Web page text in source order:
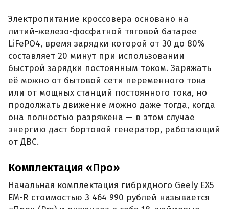
Электропитание кроссовера основано на
литий-железо-фосфатной тяговой батарее
LiFePO4, время зарядки которой от 30 до 80%
составляет 20 минут при использовании
быстрой зарядки постоянным током. Заряжать
её можно от бытовой сети переменного тока
или от мощных станций постоянного тока, но
продолжать движение можно даже тогда, когда
она полностью разряжена — в этом случае
энергию даст бортовой генератор, работающий
от ДВС.
Комплектация «Про»
Начальная комплектация гибридного Geely EX5
EM-R стоимостью 3 464 990 рублей называется